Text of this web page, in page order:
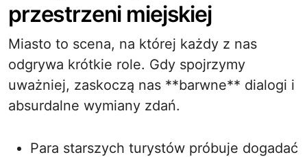
przestrzeni miejskiej
Miasto to scena, na której każdy z nas
odgrywa krótkie role. Gdy spojrzymy
uważniej, zaskoczą nas **barwne** dialogi i
absurdalne wymiany zdań.
Para starszych turystów próbuje dogadać